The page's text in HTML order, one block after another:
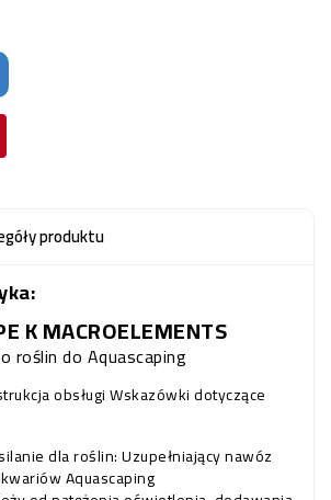
produktu
K MACROELEMENTS
roślin do Aquascaping
obsługiWskazówki dotyczące
dla roślin: Uzupełniający nawóz
Aquascaping